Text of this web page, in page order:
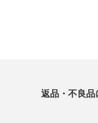
返品・不良品